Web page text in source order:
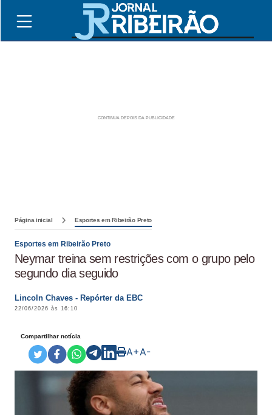
Página inicial Esportes em Ribeirão Preto
Esportes em Ribeirão Preto
Neymar treina sem restrições com o grupo pelo
segundo dia seguido
Lincoln Chaves - Repórter da EBC
22/06/2026 às 16:10
Compartilhar notícia
A+A-